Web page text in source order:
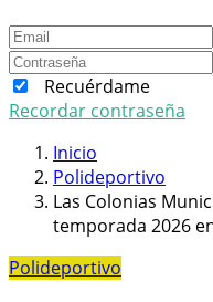
Recuérdame
Recordar contraseña
Inicio
Polideportivo
Las Colonias
temporada 2026
Polideportivo